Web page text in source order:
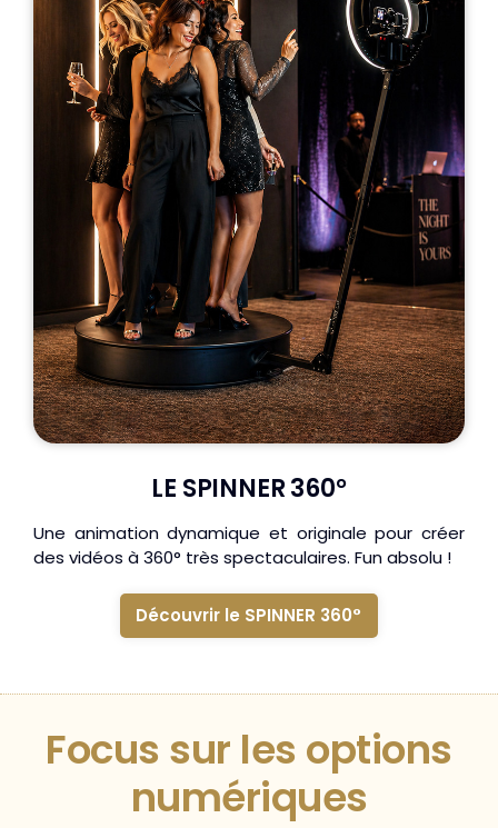
LE SPINNER 360°
Une animation dynamique et originale pour créer
des vidéos à 360° très spectaculaires. Fun absolu !
Découvrir le SPINNER 360°
Focus sur les options
numériques